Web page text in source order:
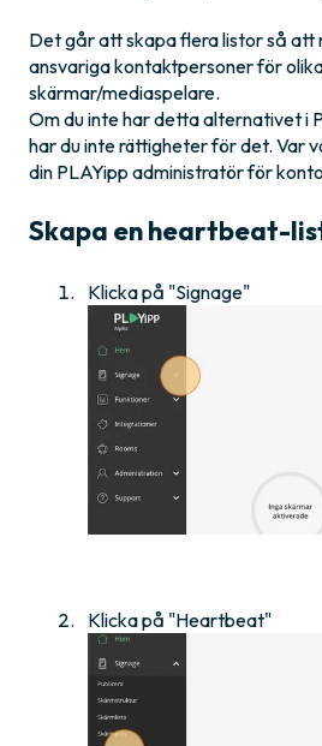
Det går att skapa flera listor så att
ansvariga kontaktpersoner för
skärmar/mediaspelare.
Om du inte har detta alternativet i
har du inte rättigheter för det. Var
din PLAYipp administratör för
Skapa en heartbeat-
Klicka på "Signage"
Klicka på "Heartbeat"